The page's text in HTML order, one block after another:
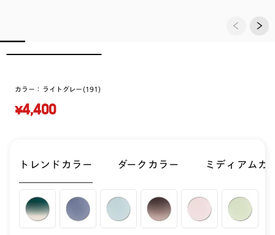
カラー： ライトグレー(191)
¥4,400
トレンドカラー ダークカラー ミディアムカ